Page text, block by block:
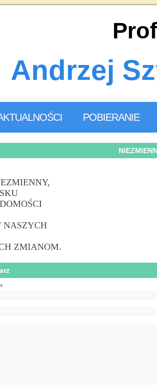
Andrzej
POBIERANIE
NASZYCH
ZMIANOM.
*